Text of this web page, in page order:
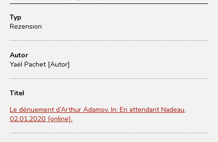
Typ
Rezension
Autor
Yaël Pachet [Autor]
Titel
Le dénuement d’Arthur Adamov. In: En attendant Nadeau,
02.01.2020 [online].